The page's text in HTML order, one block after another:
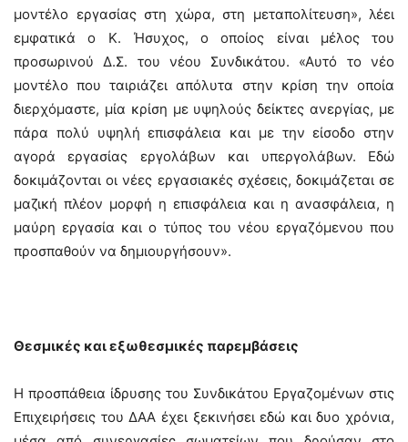
μοντέλο εργασίας στη χώρα, στη μεταπολίτευση», λέει
εμφατικά ο Κ. Ήσυχος, ο οποίος είναι μέλος του
προσωρινού Δ.Σ. του νέου Συνδικάτου. «Αυτό το νέο
μοντέλο που ταιριάζει απόλυτα στην κρίση την οποία
διερχόμαστε, μία κρίση με υψηλούς δείκτες ανεργίας, με
πάρα πολύ υψηλή επισφάλεια και με την είσοδο στην
αγορά εργασίας εργολάβων και υπεργολάβων. Εδώ
δοκιμάζονται οι νέες εργασιακές σχέσεις, δοκιμάζεται σε
μαζική πλέον μορφή η επισφάλεια και η ανασφάλεια, η
μαύρη εργασία και ο τύπος του νέου εργαζόμενου που
προσπαθούν να δημιουργήσουν».
Θεσμικές και εξωθεσμικές παρεμβάσεις
Η προσπάθεια ίδρυσης του Συνδικάτου Εργαζομένων στις
Επιχειρήσεις του ΔΑΑ έχει ξεκινήσει εδώ και δυο χρόνια,